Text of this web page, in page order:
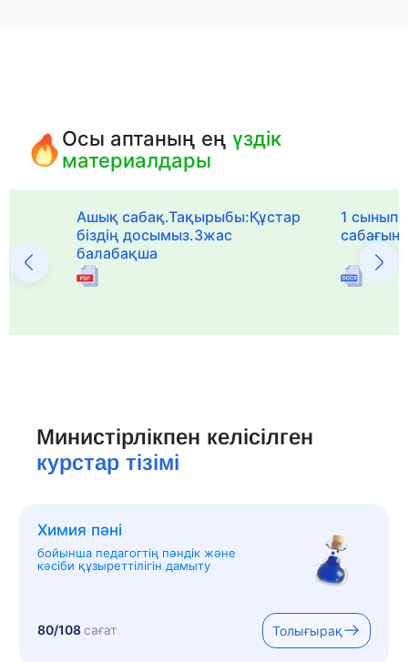
Осы аптаның еңүздік
материалдары
Ашық сабақ.Тақырыбы:Құстар
біздің досымыз.3жас
балабақша
1
Министірлікпен келісілген
курстар тізімі
Химия пәні
бойынша педагогтің пәндік және
кәсіби құзыреттілігін дамыту
80/108сағат Толығырақ